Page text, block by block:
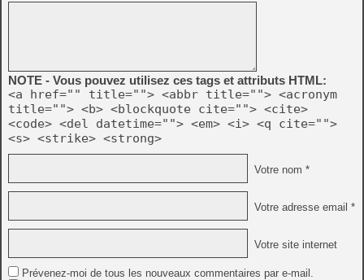
NOTE - Vous pouvez utilisez ces tags et attributs HTML:
<a href="" title=""> <abbr title=""> <acronym
title=""> <b> <blockquote cite=""> <cite>
<code> <del datetime=""> <em> <i> <q cite="">
<s> <strike> <strong>
Votre nom *
Votre adresse email *
Votre site internet
Prévenez-moi de tous les nouveaux commentaires par e-mail.